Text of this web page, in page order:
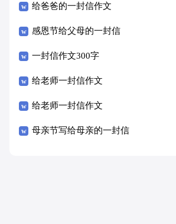
给爸爸的一封信作文
感恩节给父母的一封信
一封信作文300字
给老师一封信作文
给老师一封信作文
母亲节写给母亲的一封信